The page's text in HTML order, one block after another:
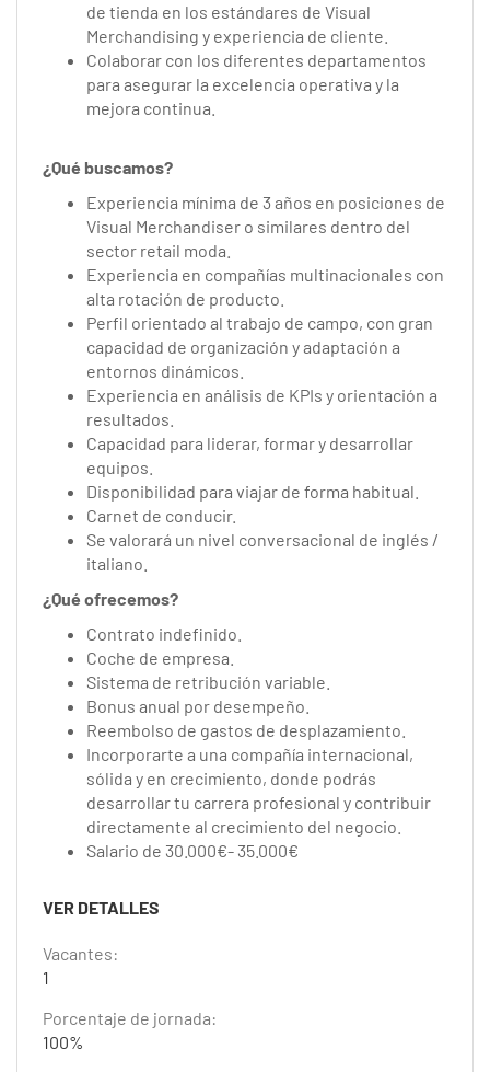
de tienda en los estándares de Visual
Merchandising y experiencia de cliente.
Colaborar con los diferentes departamentos
para asegurar la excelencia operativa y la
mejora continua.
¿Qué buscamos?
Experiencia mínima de 3 años en posiciones de
Visual Merchandiser o similares dentro del
sector retail moda.
Experiencia en compañías multinacionales con
alta rotación de producto.
Perfil orientado al trabajo de campo, con gran
capacidad de organización y adaptación a
entornos dinámicos.
Experiencia en análisis de KPIs y orientación a
resultados.
Capacidad para liderar, formar y desarrollar
equipos.
Disponibilidad para viajar de forma habitual.
Carnet de conducir.
Se valorará un nivel conversacional de inglés /
italiano.
¿Qué ofrecemos?
Contrato indefinido.
Coche de empresa.
Sistema de retribución variable.
Bonus anual por desempeño.
Reembolso de gastos de desplazamiento.
Incorporarte a una compañía internacional,
sólida y en crecimiento, donde podrás
desarrollar tu carrera profesional y contribuir
directamente al crecimiento del negocio.
Salario de 30.000€- 35.000€
VER DETALLES
Vacantes:
1
Porcentaje de jornada:
100%